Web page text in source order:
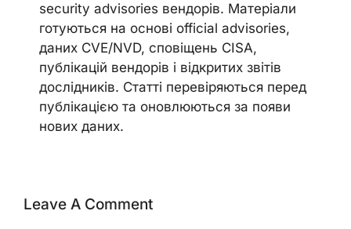
security advisories вендорів. Матеріали
готуються на основі official advisories,
даних CVE/NVD, сповіщень CISA,
публікацій вендорів і відкритих звітів
дослідників. Статті перевіряються перед
публікацією та оновлюються за появи
нових даних.
Leave A Comment